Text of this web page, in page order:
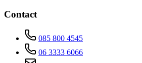
Contact
085 800 4545
06 3333 6066